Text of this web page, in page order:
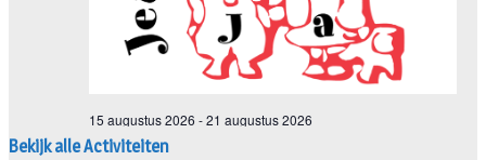
Bekijk alle Activiteiten